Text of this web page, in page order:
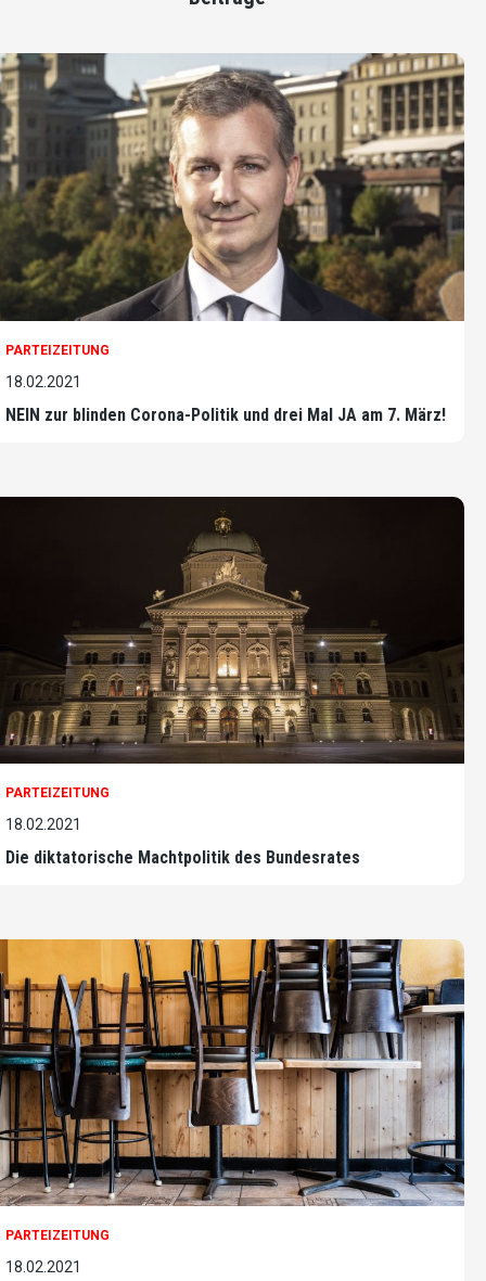
PARTEIZEITUNG
18.02.2021
NEIN zur blinden Corona-Politik und drei Mal JA am 7. März!
PARTEIZEITUNG
18.02.2021
Die diktatorische Machtpolitik des Bundesrates
PARTEIZEITUNG
18.02.2021